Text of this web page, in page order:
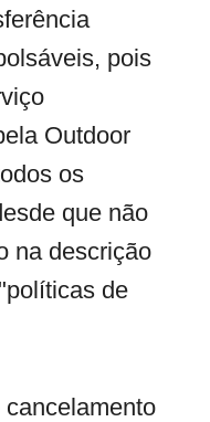
pois
Outdoor
os
que não
na descrição
de